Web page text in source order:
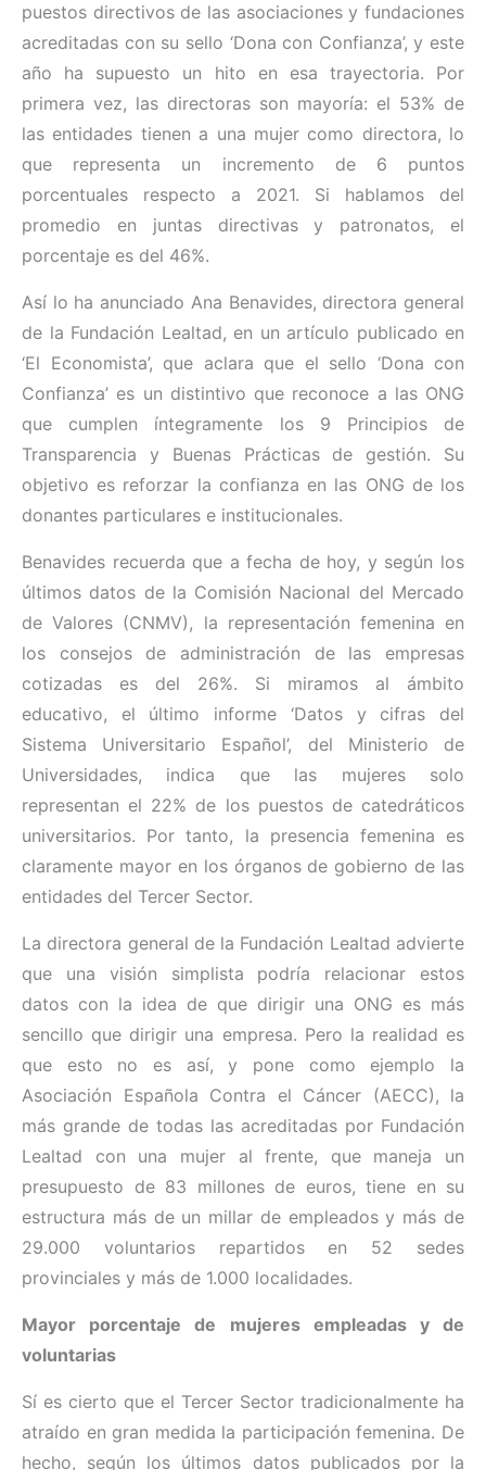
puestos directivos de las asociaciones y fundaciones
acreditadas con su sello ‘Dona con Confianza’, y este
año ha supuesto un hito en esa trayectoria. Por
primera vez, las directoras son mayoría: el 53% de
las entidades tienen a una mujer como directora, lo
que representa un incremento de 6 puntos
porcentuales respecto a 2021. Si hablamos del
promedio en juntas directivas y patronatos, el
porcentaje es del 46%.
Así lo ha anunciado Ana Benavides, directora general
de la Fundación Lealtad, en un artículo publicado en
‘El Economista’, que aclara que el sello ‘Dona con
Confianza’ es un distintivo que reconoce a las ONG
que cumplen íntegramente los 9 Principios de
Transparencia y Buenas Prácticas de gestión. Su
objetivo es reforzar la confianza en las ONG de los
donantes particulares e institucionales.
Benavides recuerda que a fecha de hoy, y según los
últimos datos de la Comisión Nacional del Mercado
de Valores (CNMV), la representación femenina en
los consejos de administración de las empresas
cotizadas es del 26%. Si miramos al ámbito
educativo, el último informe ‘Datos y cifras del
Sistema Universitario Español’, del Ministerio de
Universidades, indica que las mujeres solo
representan el 22% de los puestos de catedráticos
universitarios. Por tanto, la presencia femenina es
claramente mayor en los órganos de gobierno de las
entidades del Tercer Sector.
La directora general de la Fundación Lealtad advierte
que una visión simplista podría relacionar estos
datos con la idea de que dirigir una ONG es más
sencillo que dirigir una empresa. Pero la realidad es
que esto no es así, y pone como ejemplo la
Asociación Española Contra el Cáncer (AECC), la
más grande de todas las acreditadas por Fundación
Lealtad con una mujer al frente, que maneja un
presupuesto de 83 millones de euros, tiene en su
estructura más de un millar de empleados y más de
29.000 voluntarios repartidos en 52 sedes
provinciales y más de 1.000 localidades.
Mayor porcentaje de mujeres empleadas y de
voluntarias
Sí es cierto que el Tercer Sector tradicionalmente ha
atraído en gran medida la participación femenina. De
hecho, según los últimos datos publicados por la